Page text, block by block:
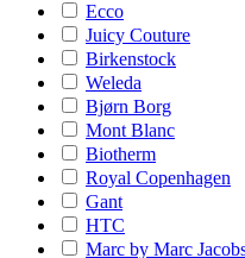
Ecco
Juicy Couture
Birkenstock
Weleda
Bjørn Borg
Mont Blanc
Biotherm
Royal Copenhagen
Gant
HTC
Marc by Marc